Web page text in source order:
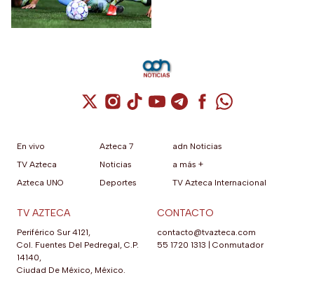
Cuenta de X / Twitter (se abre en una
Cuenta de Instagram (se abre en una
Cuenta de TikTok (se abre en
Cuenta de YouTube (se abre
Cuenta de Telegram (se
Cuenta de
Cuenta de
En vivo
TV Azteca
Azteca UNO
Azteca 7
Noticias
Deportes
adn Noticias
a más +
TV Azteca Internacional
TV AZTECA
Periférico Sur 4121,
Col. Fuentes Del Pedregal, C.P.
14140,
Ciudad De México, México.
CONTACTO
contacto@tvazteca.com
55 1720 1313
Conmutador